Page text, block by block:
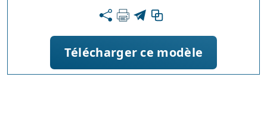
Télécharger ce modèle